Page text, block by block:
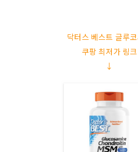
닥터스 베스트 글루
쿠팡 최저가 링크
↓